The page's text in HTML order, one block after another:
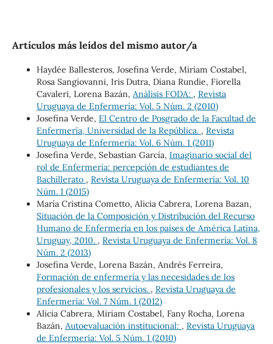
Artículos más leídos del mismo autor/a
Haydée Ballesteros, Josefina Verde, Miriam Costabel,
Rosa Sangiovanni, Iris Dutra, Diana Rundie, Fiorella
Cavaleri, Lorena Bazán, Análisis FODA: , Revista
Uruguaya de Enfermería: Vol. 5 Núm. 2 (2010)
Josefina Verde, El Centro de Posgrado de la Facultad de
Enfermería, Universidad de la República. , Revista
Uruguaya de Enfermería: Vol. 6 Núm. 1 (2011)
Josefina Verde, Sebastian García, Imaginario social del
rol de Enfermería: percepción de estudiantes de
Bachillerato , Revista Uruguaya de Enfermería: Vol. 10
Núm. 1 (2015)
María Cristina Cometto, Alicia Cabrera, Lorena Bazan,
Situación de la Composición y Distribución del Recurso
Humano de Enfermería en los países de América Latina,
Uruguay, 2010. , Revista Uruguaya de Enfermería: Vol. 8
Núm. 2 (2013)
Josefina Verde, Lorena Bazán, Andrés Ferreira,
Formación de enfermería y las necesidades de los
profesionales y los servicios. , Revista Uruguaya de
Enfermería: Vol. 7 Núm. 1 (2012)
Alicia Cabrera, Miriam Costabel, Fany Rocha, Lorena
Bazán, Autoevaluación institucional: , Revista Uruguaya
de Enfermería: Vol. 5 Núm. 1 (2010)